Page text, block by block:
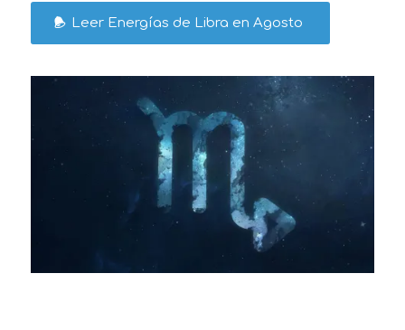
Leer Energías de Libra en Agosto